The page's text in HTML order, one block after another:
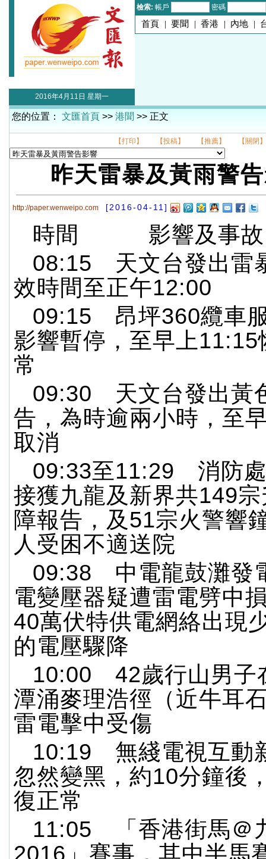
檢索: 帳戶 密碼
首頁 | 要聞 | 香港 | 內地 |
2016年4月11日 星期一
您的位置： 文匯首頁 >> 港聞 >> 正文
【打印】 【投稿】 【推薦】 【關閉】
昨天雷暴及黃雨警
http://paper.wenweipo.com [2016-04-11]
時間 影響及事
08:15 天文台發出雷
效時間至正午12:00
09:15 昂坪360纜車
影響暫停，至早上11:15
常
09:30 天文台發出黃
告，為時逾兩小時，至
取消
09:33至11:29 消防
接獲九龍及新界共149
障報告，及51宗火警響
人受困不適送院
09:38 中電龍鼓灘發
電變壓器疑遭雷電劈中
40萬伏特供電網絡出現
的電壓驟降
10:00 42歲行山男子
潭涌麥理浩徑（近牛耳
雷電擊中受傷
10:19 無綫電視互動
忽然變黑，約10分鐘後
復正常
11:05 「香港街馬＠
2016」賽事，其中半馬